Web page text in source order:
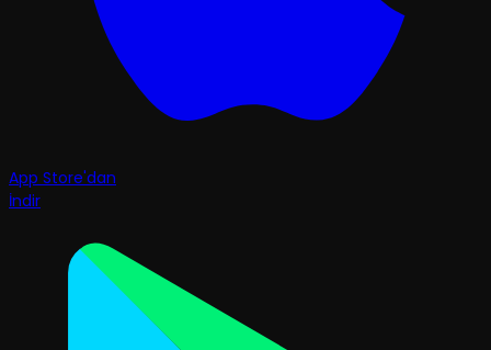
App Store'dan
İndir